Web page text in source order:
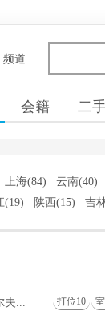
频道
会籍 二
上海(84) 云南(40)
(19) 陕西(15) 吉
夫... 打位10